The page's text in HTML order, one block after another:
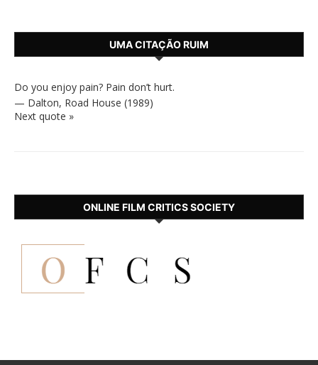
UMA CITAÇÃO RUIM
Do you enjoy pain? Pain don’t hurt.
— Dalton, Road House (1989)
Next quote »
ONLINE FILM CRITICS SOCIETY